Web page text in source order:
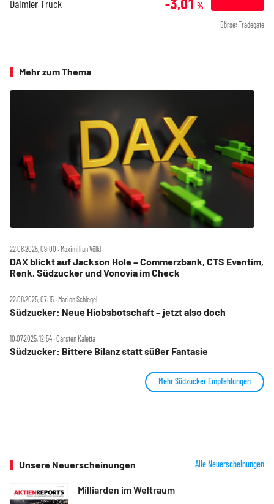
Daimler Truck %
Börse: Tradegate
Mehr zum Thema
22.08.2025, 09:00 ‧ Maximilian Völkl
DAX blickt auf Jackson Hole – Commerzbank, CTS Eventim,
Renk, Südzucker und Vonovia im Check
22.08.2025, 07:15 ‧ Marion Schlegel
Südzucker: Neue Hiobsbotschaft – jetzt also doch
10.07.2025, 12:54 ‧ Carsten Kaletta
Südzucker: Bittere Bilanz statt süßer Fantasie
Mehr Südzucker Empfehlungen
Unsere Neuerscheinungen Alle Neuerscheinungen
Milliarden im Weltraum